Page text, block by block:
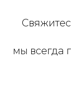
мы всегда